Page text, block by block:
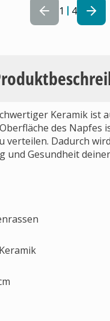
1 4
Keramik ist
des Napfes
Dadurch
und Gesundheit